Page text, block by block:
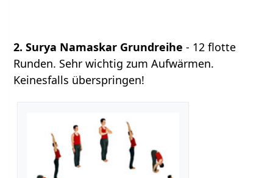
2. Surya Namaskar Grundreihe - 12 flotte
Runden. Sehr wichtig zum Aufwärmen.
Keinesfalls überspringen!